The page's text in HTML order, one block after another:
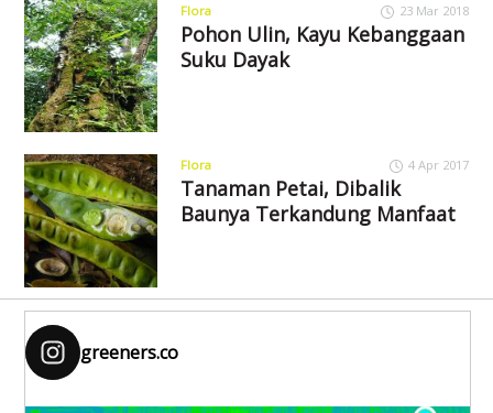
Flora 23 Mar 2018
Pohon Ulin, Kayu Kebanggaan
Suku Dayak
Flora 4 Apr 2017
Tanaman Petai, Dibalik
Baunya Terkandung Manfaat
greeners.co